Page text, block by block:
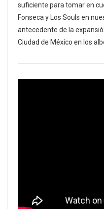
suficiente para tomar en
Fonseca y Los Souls en
antecedente de la
Ciudad de México en los